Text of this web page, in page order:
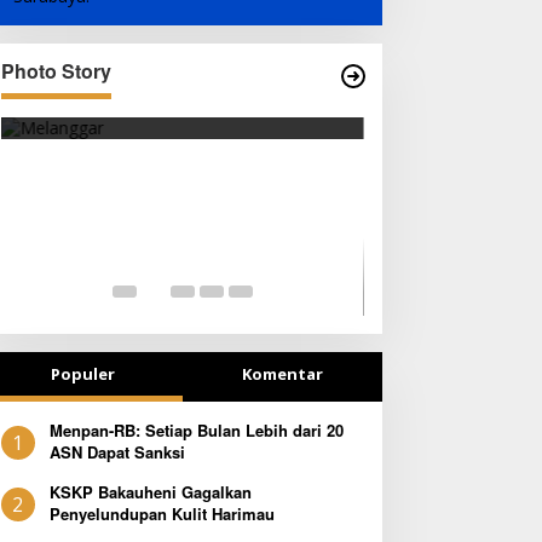
Photo Story
Populer Komentar
1
Menpan-RB: Setiap Bulan Lebih dari 20
ASN Dapat Sanksi
2
KSKP Bakauheni Gagalkan
Penyelundupan Kulit Harimau